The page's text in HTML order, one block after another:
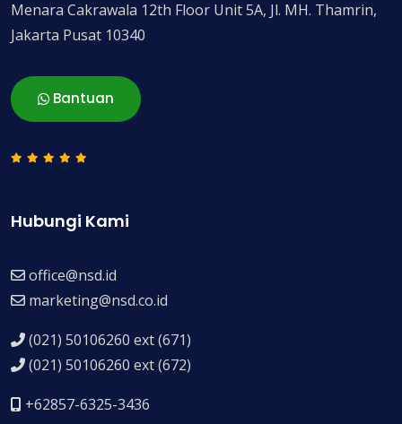
Menara Cakrawala 12th Floor Unit 5A, Jl. MH. Thamrin,
Jakarta Pusat 10340
Bantuan
Hubungi Kami
office@nsd.id
marketing@nsd.co.id
(021) 50106260 ext (671)
(021) 50106260 ext (672)
+62857-6325-3436